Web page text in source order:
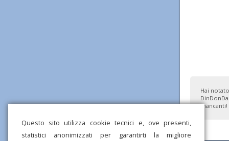
Questo sito utilizza cookie tecnici e, ove presenti,
statistici anonimizzati per garantirti la migliore
Hai
mancanti!